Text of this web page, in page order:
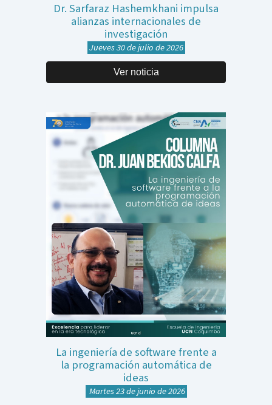
Dr. Sarfaraz Hashemkhani impulsa
alianzas internacionales de
investigación
Jueves 30dejulio de2026
Ver noticia
La ingeniería de software frente a
la programación automática de
ideas
Martes 23 de junio de 2026